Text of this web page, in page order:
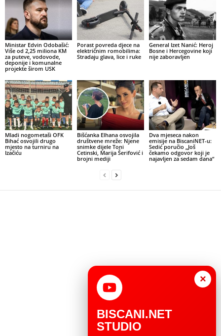
Ministar Edvin Odobašić:
Više od 2,25 miliona KM
za puteve, vodovode,
deponije i komunalne
projekte širom USK
Porast povreda djece na
električnim romobilima:
Stradaju glava, lice i ruke
General Izet Nanić: Heroj
Bosne i Hercegovine koji
nije zaboravljen
Mladi nogometaši OFK
Bihać osvojili drugo
mjesto na turniru na
Izačiću
Bišćanka Elhana osvojila
društvene mreže: Njene
snimke dijele Toni
Cetinski, Marija Šerifović i
brojni mediji
Dva mjeseca nakon
emisije na BiscaniNET-u:
Sedić poručio „Još
čekamo odgovor koji je
najavljen za sedam dana“
×
BISCANI.NET
STUDIO